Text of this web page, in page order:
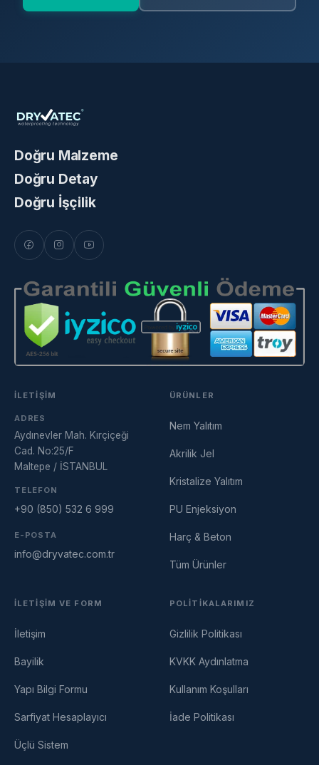
Doğru Malzeme
Doğru Detay
Doğru İşçilik
İLETIŞIM
ADRES
Aydınevler Mah. Kırçiçeği
Cad. No:25/F
Maltepe / İSTANBUL
TELEFON
+90 (850) 532 6 999
E-POSTA
info@dryvatec.com.tr
ÜRÜNLER
Nem Yalıtım
Akrilik Jel
Kristalize Yalıtım
PU Enjeksiyon
Harç & Beton
Tüm Ürünler
İLETIŞIM VE FORM
İletişim
Bayilik
Yapı Bilgi Formu
Sarfiyat Hesaplayıcı
Üçlü Sistem
POLITIKALARIMIZ
Gizlilik Politikası
KVKK Aydınlatma
Kullanım Koşulları
İade Politikası
Cevrimici — Yardimci olmak icin buradayim